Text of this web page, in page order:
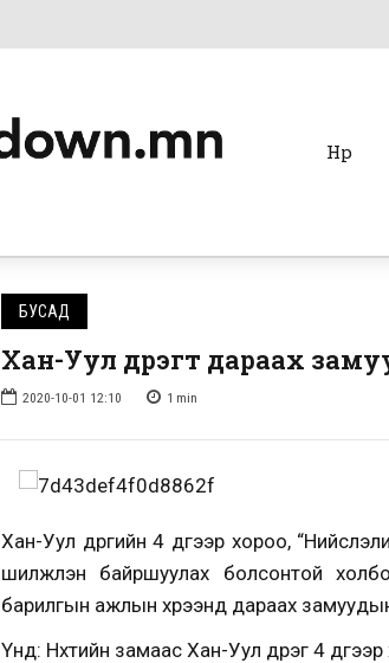
Нүүр
БУСАД
Хан-Уул дүүрэгт дараах
2020-10-01 12:10 1 min
Хан-Уул дүүргийн 4 дүгээр хороо,
шилжүүлэн байршуулах болсонтой
барилгын ажлын хүрээнд дараах
Үүнд: Нүхтийн замаас Хан-Уул дүүрэг 4